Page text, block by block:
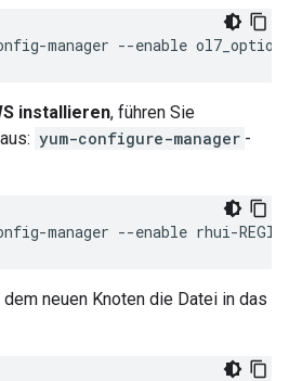
manager --enable
installieren, führen Sie
yum-configure-manager -
manager --enable rhui-
neuen Knoten die Datei in das